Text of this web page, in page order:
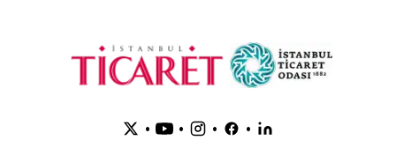
• • • •